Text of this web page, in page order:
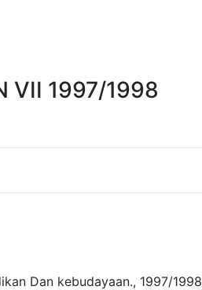
VII 1997/1998
Dan kebudayaan., 1997/1998